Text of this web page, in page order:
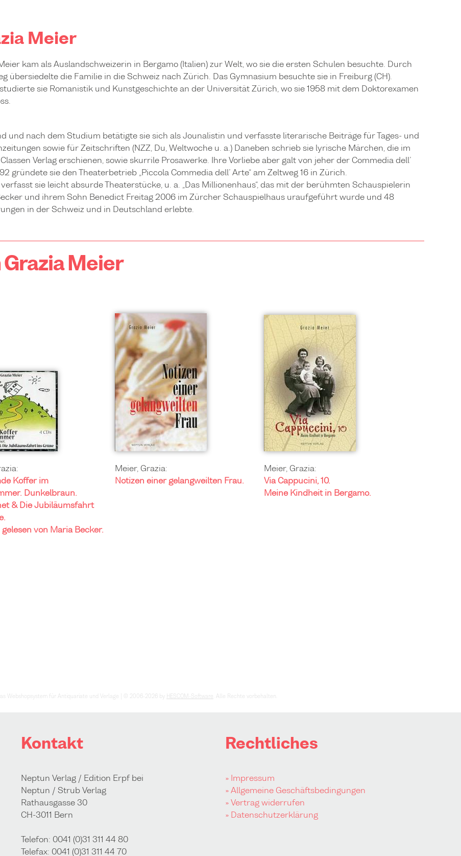
Meier
kam als Auslandschweizerin in Bergamo (Italien) zur Welt, wo sie die ersten Schulen besuchte. Durch
übersiedelte die Familie in die Schweiz nach Zürich. Das Gymnasium besuchte sie in Freiburg (CH).
sie Romanistik und Kunstgeschichte an der Universität Zürich, wo sie 1958 mit dem Doktorexamen
und nach dem Studium betätigte sie sich als Jounalistin und verfasste literarische Beiträge für Tages- und
sowie für Zeitschriften (NZZ, Du, Weltwoche u. a.) Daneben schrieb sie lyrische Märchen, die im
Verlag erschienen, sowie skurrile Prosawerke. Ihre Vorliebe aber galt von jeher der Commedia dell’
gründete sie den Theaterbetrieb „Piccola Commedia dell’ Arte“ am Zeltweg 16 in Zürich.
sie leicht absurde Theaterstücke, u. a. „Das Millionenhaus“, das mit der berühmten Schauspielerin
und ihrem Sohn Benedict Freitag 2006 im Zürcher Schauspielhaus uraufgeführt wurde und 48
in der Schweiz und in Deutschland erlebte.
Meier
Koffer im
Dunkelbraun.
& Die Jubiläumsfahrt
von Maria Becker.
Meier, Grazia:
Notizen einer gelangweilten Frau.
Meier, Grazia:
Via Cappucini, 10.
Meine Kindheit in Bergamo.
Webshopsystem für Antiquariate und Verlage | © 2006-2026 by HESCOM-Software . Alle Rechte vorbehalten.
Kontakt
Neptun Verlag / Edition Erpf bei
Neptun / Strub Verlag
Rathausgasse 30
CH-3011 Bern
Telefon: 0041 (0)31 311 44 80
Telefax: 0041 (0)31 311 44 70
Rechtliches
» Impressum
» Allgemeine Geschäftsbedingungen
» Vertrag widerrufen
» Datenschutzerklärung